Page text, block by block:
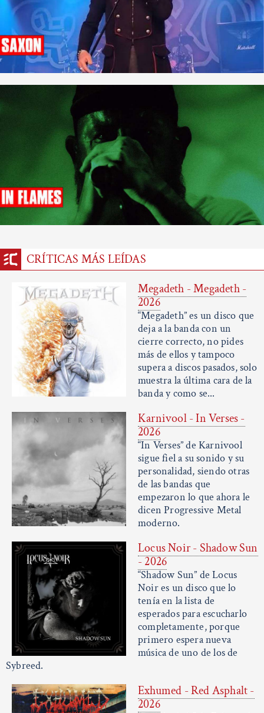
CRÍTICAS MÁS LEÍDAS
Megadeth - Megadeth -
2026
“Megadeth” es un disco que
deja a la banda con un
cierre correcto, no pides
más de ellos y tampoco
supera a discos pasados, solo
muestra la última cara de la
banda y como se...
Karnivool - In Verses -
2026
“In Verses” de Karnivool
sigue fiel a su sonido y su
personalidad, siendo otras
de las bandas que
empezaron lo que ahora le
dicen Progressive Metal
moderno.
Locus Noir - Shadow Sun
- 2026
“Shadow Sun” de Locus
Noir es un disco que lo
tenía en la lista de
esperados para escucharlo
completamente, porque
primero espera nueva
música de uno de los de
Sybreed.
Exhumed - Red Asphalt -
2026